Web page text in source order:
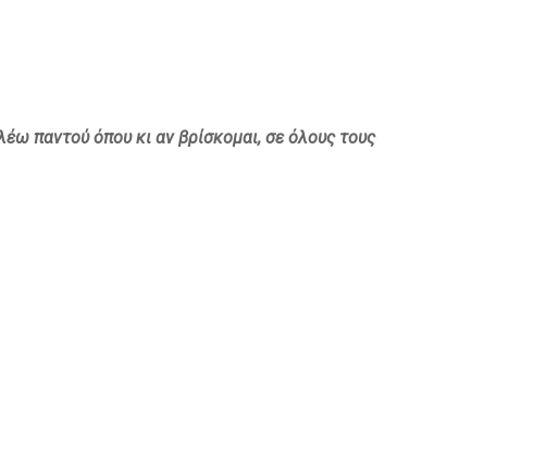
παντού όπου κι αν βρίσκομαι, σε όλους τους